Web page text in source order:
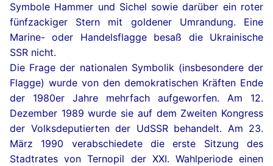
Symbole Hammer und Sichel sowie darüber ein roter
fünfzackiger Stern mit goldener Umrandung. Eine
Marine- oder Handelsflagge besaß die Ukrainische
SSR nicht.
Die Frage der nationalen Symbolik (insbesondere der
Flagge) wurde von den demokratischen Kräften Ende
der 1980er Jahre mehrfach aufgeworfen. Am 12.
Dezember 1989 wurde sie auf dem Zweiten Kongress
der Volksdeputierten der UdSSR behandelt. Am 23.
März 1990 verabschiedete die erste Sitzung des
Stadtrates von Ternopil der XXI. Wahlperiode einen